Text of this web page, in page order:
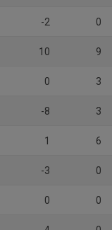
-2 0
10 9
0 3
-8 3
1 6
-3 0
0 0